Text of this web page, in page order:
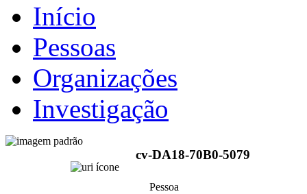
Início
Pessoas
Organizações
Investigação
cv-DA18-70B0-5079
Pessoa